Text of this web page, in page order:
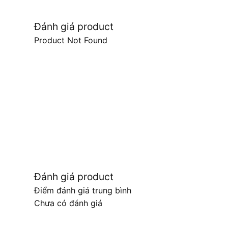
Đánh giá product
Product Not Found
Đánh giá product
Điểm đánh giá trung bình
Chưa có đánh giá